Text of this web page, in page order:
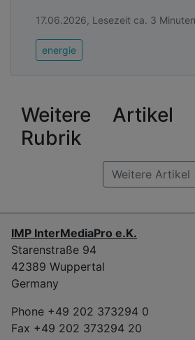
17.06.2026, Lesezeit ca. 3 Minuten
energie
Weitere Artikel
Rubrik
Weitere Artikel
IMP InterMediaPro e.K.
Starenstraße 94
42389 Wuppertal
Germany
Phone +49 202 373294 0
Fax +49 202 373294 20